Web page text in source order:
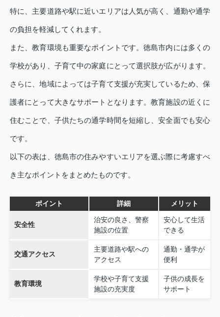
特に、主要道路や駅に近いエリアは人気が高く、通勤や通学
の負担を軽減してくれます。
また、教育環境も重要なポイントです。徳島市内には多くの
学校があり、子育て中の家庭にとって選択肢が広がります。
さらに、地域によっては子育て支援が充実しているため、保
護者にとって大きなサポートとなります。教育施設の近くに
住むことで、子供たちの通学時間を短縮し、安全面でも安心
です。
以下の表は、徳島市の住みやすいエリアを選ぶ際に考慮すべ
き主なポイントをまとめたものです。
ポイント 詳細 メリット
安全性
治安の良さ、警察
施設の位置
安心して生活
できる
交通アクセス
主要道路や駅への
アクセス
通勤・通学が
便利
教育環境
学校や子育て支援
施設の充実度
子供の成長を
サポート